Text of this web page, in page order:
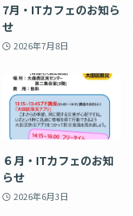
7月・ITカフェのお知ら
せ
2026年7月8日
６月・ITカフェのお知
らせ
2026年6月3日